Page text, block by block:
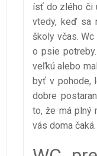
ísť do zlého či
vtedy, keď sa
školy včas.
o psie
veľkú alebo
byť v pohode,
dobre
to, že má plný
vás doma čaká.